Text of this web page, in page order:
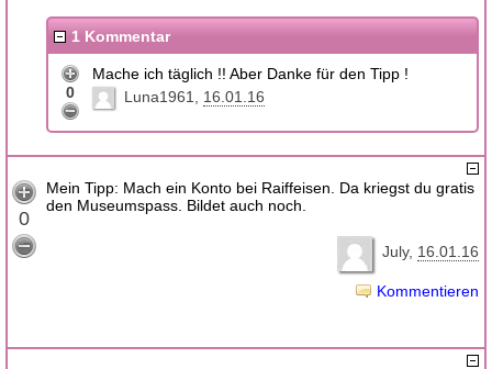
1 Kommentar
0
Mache ich täglich !! Aber Danke für den Tipp !
Luna1961
16.01.16
0
Mein Tipp: Mach ein Konto bei Raiffeisen. Da kriegst du gratis
den Museumspass. Bildet auch noch.
July 16.01.16
Kommentieren